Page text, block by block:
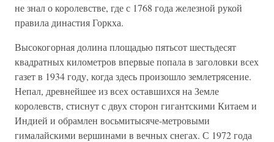
не знал о королевстве, где с 1768 года железной рукой
правила династия Горкха.
Высокогорная долина площадью пятьсот шестьдесят
квадратных километров впервые попала в заголовки всех
газет в 1934 году, когда здесь произошло землетрясение.
Непал, древнейшее из всех оставшихся на Земле
королевств, стиснут с двух сторон гигантскими Китаем и
Индией и обрамлен восьмитысяче-метровыми
гималайскими вершинами в вечных снегах. С 1972 года